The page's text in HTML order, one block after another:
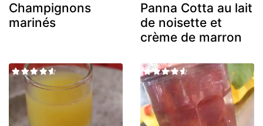
Champignons
marinés
Panna Cotta au lait
de noisette et
crème de marron